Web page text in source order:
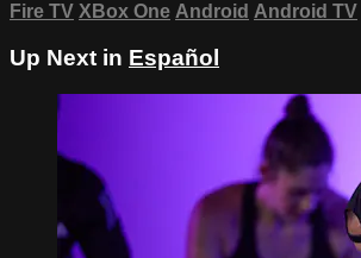
Fire TV XBox One Android Android TV
Up Next in Español